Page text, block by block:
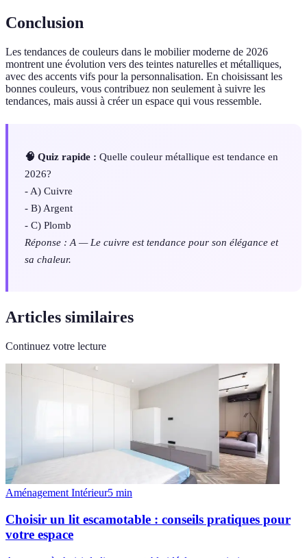
Conclusion
Les tendances de couleurs dans le mobilier moderne de 2026
montrent une évolution vers des teintes naturelles et métalliques,
avec des accents vifs pour la personnalisation. En choisissant les
bonnes couleurs, vous contribuez non seulement à suivre les
tendances, mais aussi à créer un espace qui vous ressemble.
🧠 Quiz rapide : Quelle couleur métallique est tendance en
2026?
- A) Cuivre
- B) Argent
- C) Plomb
Réponse : A — Le cuivre est tendance pour son élégance et
sa chaleur.
Articles similaires
Continuez votre lecture
Aménagement Intérieur5 min
Choisir un lit escamotable : conseils pratiques pour
votre espace